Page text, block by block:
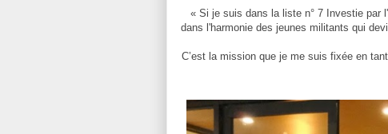
« Si je suis dans la liste n° 7 Investie par
dans l'harmonie des jeunes militants qui
C’est la mission que je me suis fixée en